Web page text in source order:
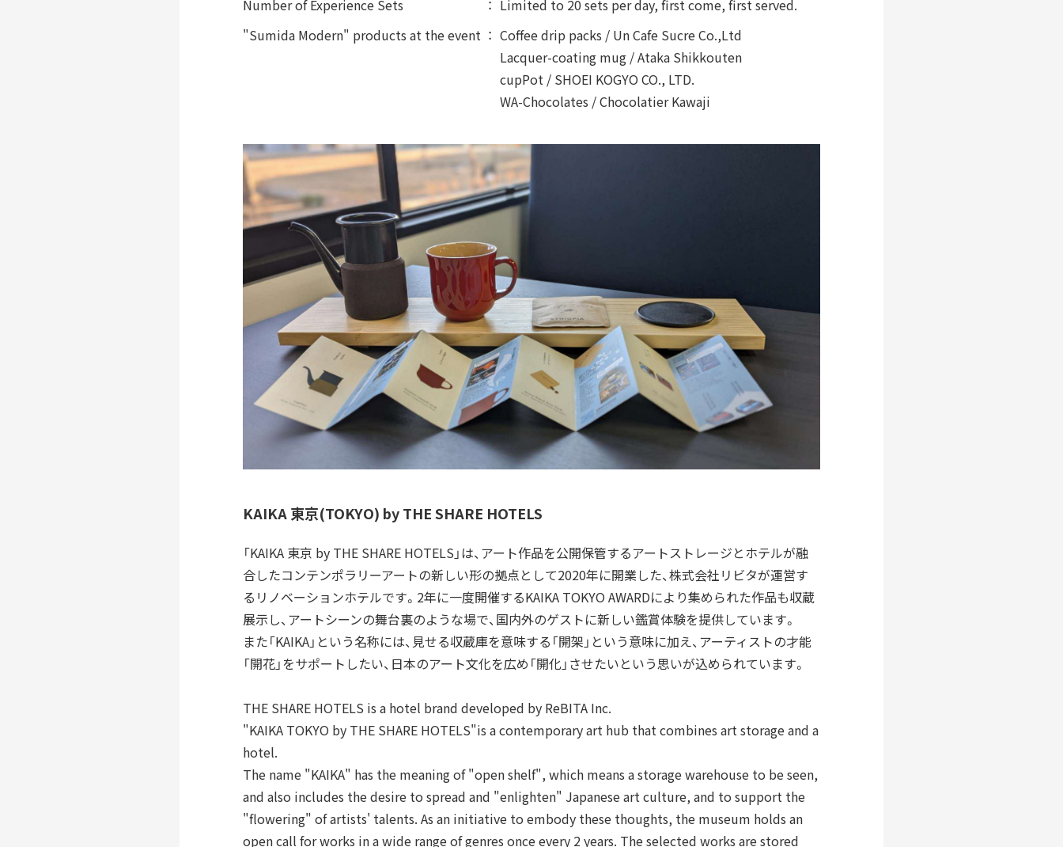
Number of Experience Sets
Limited to 20 sets per day, first come, first served.
"Sumida Modern" products at the event
Coffee drip packs / Un Cafe Sucre Co.,Ltd
Lacquer-coating mug / Ataka Shikkouten
cupPot / SHOEI KOGYO CO., LTD.
WA-Chocolates / Chocolatier Kawaji
KAIKA 東京(TOKYO) by THE SHARE HOTELS
「KAIKA 東京 by THE SHARE HOTELS」は、アート作品を公開保管するアートストレージとホテルが融
合したコンテンポラリーアートの新しい形の拠点として2020年に開業した、株式会社リビタが運営す
るリノベーションホテルです。2年に一度開催するKAIKA TOKYO AWARDにより集められた作品も収蔵
展示し、アートシーンの舞台裏のような場で、国内外のゲストに新しい鑑賞体験を提供しています。
また「KAIKA」という名称には、見せる収蔵庫を意味する「開架」という意味に加え、アーティストの才能
「開花」をサポートしたい、日本のアート文化を広め「開化」させたいという思いが込められています。
THE SHARE HOTELS is a hotel brand developed by ReBITA Inc.
"KAIKA TOKYO by THE SHARE HOTELS"is a contemporary art hub that combines art storage and a
hotel.
The name "KAIKA" has the meaning of "open shelf", which means a storage warehouse to be seen,
and also includes the desire to spread and "enlighten" Japanese art culture, and to support the
"flowering" of artists' talents. As an initiative to embody these thoughts, the museum holds an
open call for works in a wide range of genres once every 2 years. The selected works are stored